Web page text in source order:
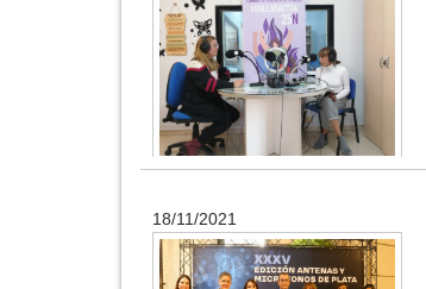
18/11/2021